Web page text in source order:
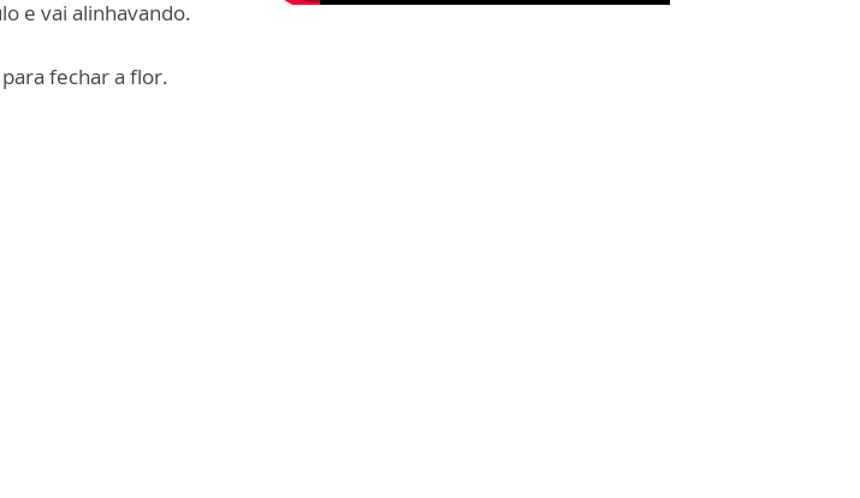
e vai alinhavando.
fechar a flor.